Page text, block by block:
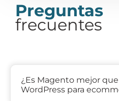
Preguntas
frecuentes
¿Es Magento mejor
WordPress para